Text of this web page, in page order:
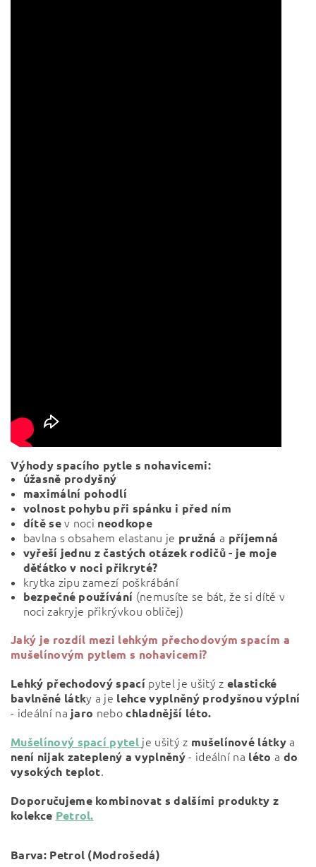
Výhody spacího pytle s nohavicemi:
úžasně prodyšný
maximální pohodlí
volnost pohybu při spánku i před ním
dítě sev noci neodkope
bavlna s obsahem elastanu je pružná a příjemná
vyřeší jednu z častých otázek rodičů - je moje
děťátko v noci přikryté?
krytka zipu zamezí poškrábání
bezpečné používání (nemusíte se bát, že si dítě v
noci zakryje přikrývkou obličej)
Jaký je rozdíl mezi lehkým přechodovým spacím a
mušelínovým pytlem s nohavicemi?
Lehký přechodový spací pytel je ušitý z elastické
bavlněné látky a je lehce vyplněný prodyšnou výplní
- ideální na jaro nebochladnější léto.
Mušelínový spací pytel je ušitý z mušelínové látkya
není nijak zateplený a vyplněný- ideální na léto a do
vysokých teplot.
Doporučujeme kombinovat s dalšími produkty z
kolekce Petrol.
Barva: Petrol (Modrošedá)